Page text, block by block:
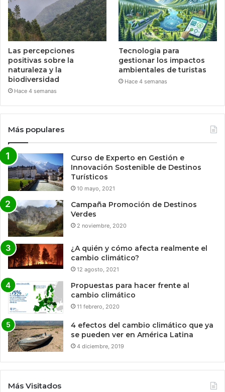
Las percepciones
positivas sobre la
naturaleza y la
biodiversidad
Hace 4 semanas
Tecnologia para
gestionar los impactos
ambientales de turistas
Hace 4 semanas
Más populares
Curso de Experto en Gestión e
Innovación Sostenible de Destinos
Turísticos
10 mayo, 2021
Campaña Promoción de Destinos
Verdes
2 noviembre, 2020
¿A quién y cómo afecta realmente el
cambio climático?
12 agosto, 2021
Propuestas para hacer frente al
cambio climático
11 febrero, 2020
4 efectos del cambio climático que ya
se pueden ver en América Latina
4 diciembre, 2019
Más Visitados